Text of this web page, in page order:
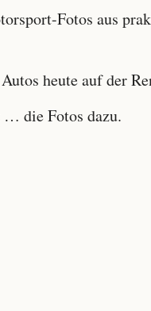
Fotos aus
heute auf der
… die Fotos dazu.